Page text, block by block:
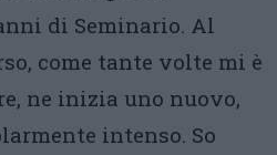
di Seminario. Al
come tante volte mi è
ne inizia uno nuovo,
intenso. So